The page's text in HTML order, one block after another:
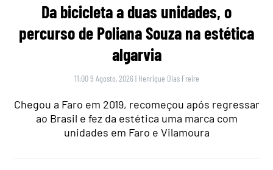
Da bicicleta a duas unidades, o
percurso de Poliana Souza na estética
algarvia
11:00 9 Agosto, 2026 | Henrique Dias Freire
Chegou a Faro em 2019, recomeçou após regressar
ao Brasil e fez da estética uma marca com
unidades em Faro e Vilamoura